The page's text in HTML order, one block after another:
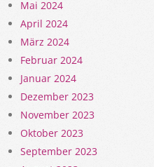
Mai 2024
April 2024
März 2024
Februar 2024
Januar 2024
Dezember 2023
November 2023
Oktober 2023
September 2023